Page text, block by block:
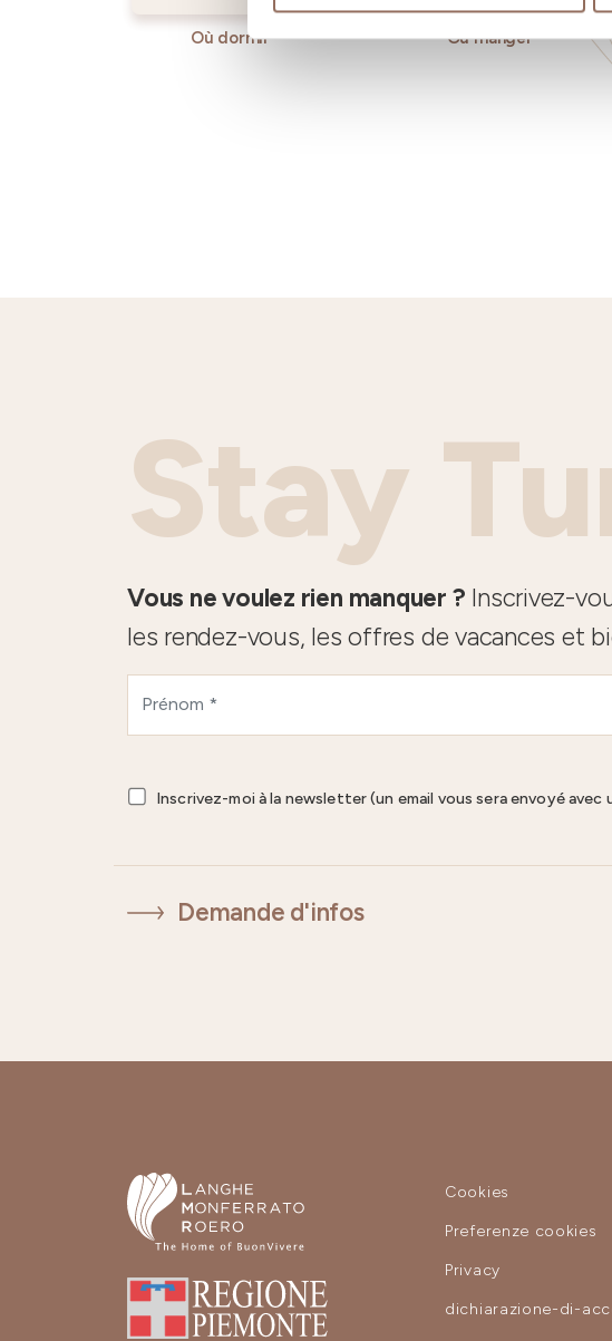
Où dormir Où manger
Stay
Vous ne voulez rien manquer ? Inscrivez-
les rendez-vous, les offres de vacances et
Inscrivez-moi à la newsletter (un email vous sera envoyé avec
Demande d'infos
Cookies
Preferenze cookies
Privacy
dichiarazione-di-